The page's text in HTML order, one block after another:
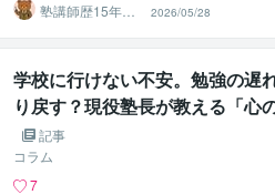
塾講師歴15年の
現役講師⭐︎ベア先
生
2026/05/28
学校に行けない不安。勉強の遅
り戻す？現役塾長が教える「心
ー」と「自学力」の育て方
記事
コラム
7